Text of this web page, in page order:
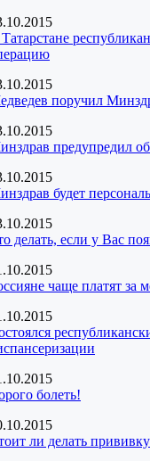
поручил
предупредил
будет
делать, если у Вас
чаще платят за
болеть!
ли делать